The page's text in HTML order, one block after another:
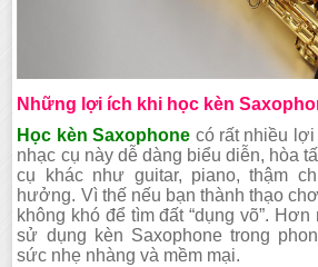
Những lợi ích khi học kèn
Học kèn Saxophone có rất nhiều
nhạc cụ này dễ dàng biểu diễn, hòa
cụ khác như guitar, piano, thậm
hưởng. Vì thế nếu bạn thành thạo
không khó để tìm đất “dụng võ”.
sử dụng kèn Saxophone trong
sức nhẹ nhàng và mềm mại.